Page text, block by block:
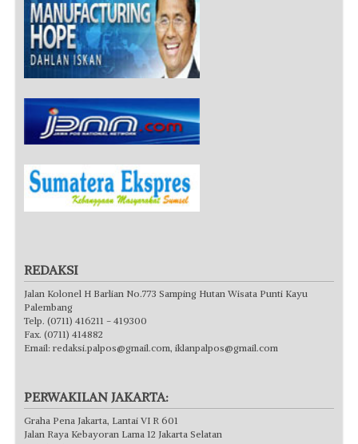
REDAKSI
Jalan Kolonel H Barlian No.773 Samping Hutan Wisata Punti Kayu
Palembang
Telp. (0711) 416211 - 419300
Fax. (0711) 414882
Email: redaksi.palpos@gmail.com, iklanpalpos@gmail.com
PERWAKILAN JAKARTA:
Graha Pena Jakarta, Lantai VI R 601
Jalan Raya Kebayoran Lama 12 Jakarta Selatan